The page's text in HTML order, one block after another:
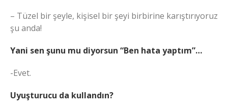
– Tüzel bir şeyle, kişisel bir şeyi birbirine karıştırıyoruz
şu anda!
Yani sen şunu mu diyorsun “Ben hata yaptım”…
-Evet.
Uyuşturucu da kullandın?